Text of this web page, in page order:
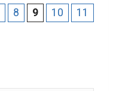
8 9 10 11